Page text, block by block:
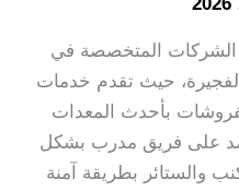
الشركات المتخصصة في
حيث تقدم خدمات
بأحدث المعدات
على فريق مدرب بشكل
والستائر بطريقة آمنة